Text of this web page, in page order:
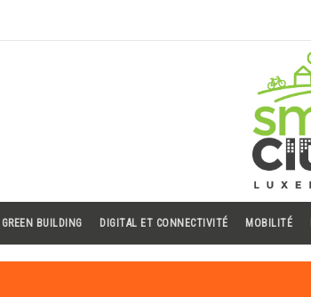
GREEN BUILDING DIGITAL ET CONNECTIVITÉ MOBILITÉ